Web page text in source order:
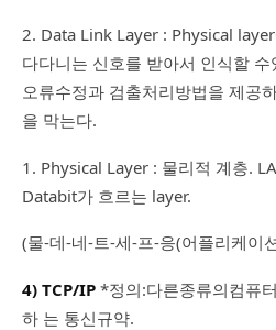
2. Data Link Layer : Physical
다다니는 신호를 받아서 인식할
오류수정과 검출처리방법을 제공
을 막는다.
1. Physical Layer : 물리적 계층.
Databit가 흐르는 layer.
(물-데-네-트-세-프-응(어플리케이
4) TCP/IP *정의:다른종류의컴퓨
하 는 통신규약.